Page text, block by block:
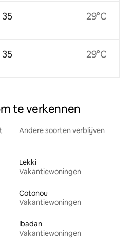
29°C
29°C
te verkennen
Andere soorten verblijven
Lekki
Vakantiewoningen
Cotonou
Vakantiewoningen
Ibadan
Vakantiewoningen